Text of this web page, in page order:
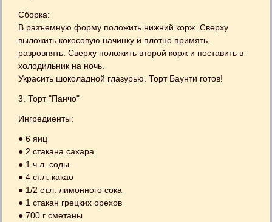
Сборка:
В разъемную форму положить нижний корж. Сверху
выложить кокосовую начинку и плотно примять,
разровнять. Сверху положить второй корж и поставить в
холодильник на ночь.
Украсить шоколадной глазурью. Торт Баунти готов!
3. Торт "Панчо"
Ингредиенты:
● 6 яиц
● 2 стакана сахара
● 1 ч.л. соды
● 4 ст.л. какао
● 1/2 ст.л. лимонного сока
● 1 стакан грецких орехов
● 700 г сметаны